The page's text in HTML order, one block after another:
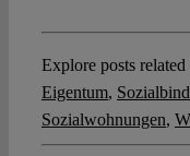
Explore posts related
Eigentum,
Sozialwohnungen,